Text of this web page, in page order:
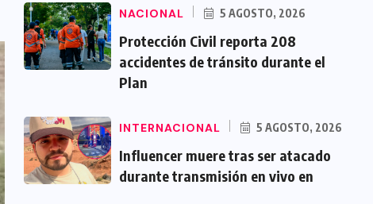
NACIONAL 5 AGOSTO, 2026
Protección Civil reporta 208
accidentes de tránsito durante el
Plan
INTERNACIONAL 5 AGOSTO, 2026
Influencer muere tras ser atacado
durante transmisión en vivo en